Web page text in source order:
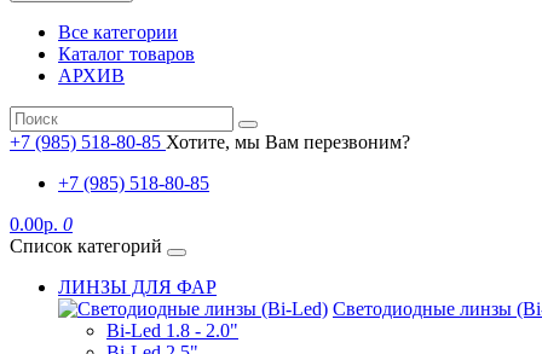
Все категории
Каталог товаров
АРХИВ
+7 (985) 518-80-85 Хотите, мы Вам перезвоним?
+7 (985) 518-80-85
0.00р. 0
Список категорий
ЛИНЗЫ ДЛЯ ФАР
Светодиодные линзы
Bi-Led 1.8 - 2.0"